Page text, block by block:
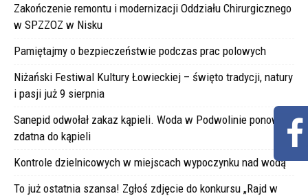
Zakończenie remontu i modernizacji Oddziału Chirurgicznego
w SPZZOZ w Nisku
Pamiętajmy o bezpieczeństwie podczas prac polowych
Niżański Festiwal Kultury Łowieckiej – święto tradycji, natury
i pasji już 9 sierpnia
Sanepid odwołał zakaz kąpieli. Woda w Podwolinie ponownie
zdatna do kąpieli
Kontrole dzielnicowych w miejscach wypoczynku nad wodą
To już ostatnia szansa! Zgłoś zdjęcie do konkursu „Rajd w